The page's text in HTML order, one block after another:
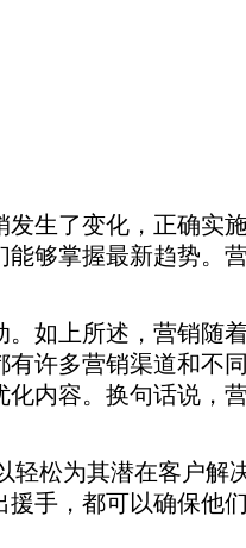
生了变化，正确实
够掌握最新趋势。
如上所述，营销随
许多营销渠道和不
内容。换句话说，
轻松为其潜在客户解
手，都可以确保他